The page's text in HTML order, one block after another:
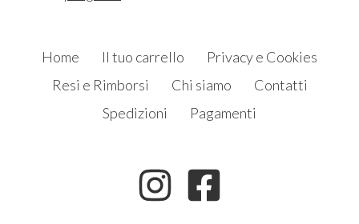
Home Il tuo carrello
Privacy e Cookies
Resi e Rimborsi
Chi siamo
Contatti
Spedizioni
Pagamenti